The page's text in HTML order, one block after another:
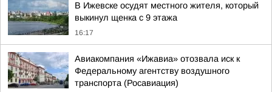
В Ижевске осудят местного жителя, который
выкинул щенка с 9 этажа
16:17
Авиакомпания «Ижавиа» отозвала иск к
Федеральному агентству воздушного
транспорта (Росавиация)